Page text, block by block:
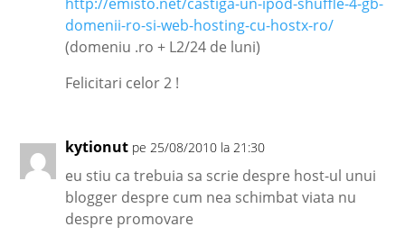
domenii-ro-si-web-hosting-cu-hostx-ro/
(domeniu .ro + L2/24 de luni)
Felicitari celor 2 !
kytionut pe 25/08/2010 la 21:30
eu stiu ca trebuia sa scrie despre host-ul unui
blogger despre cum nea schimbat viata nu
despre promovare